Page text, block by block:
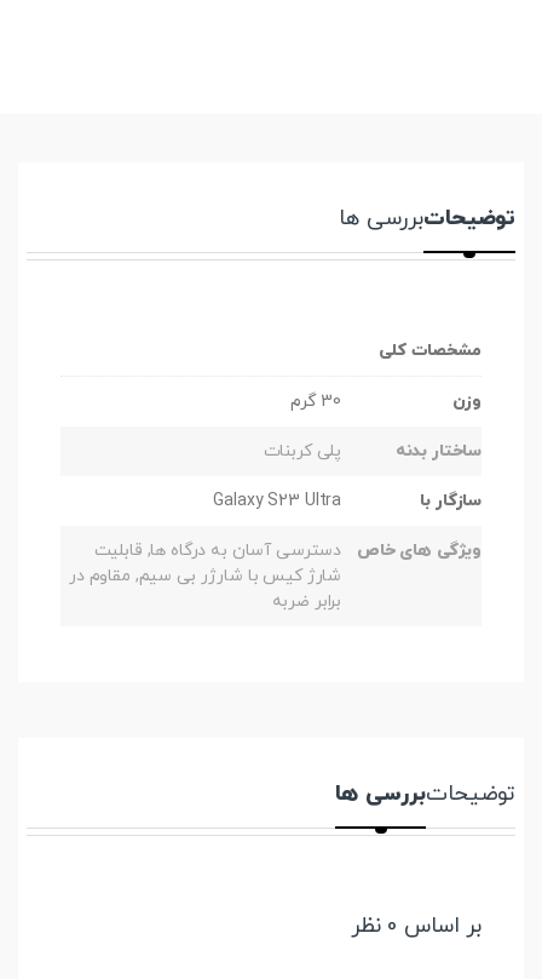
توضیحاتبررسی ها
مشخصات کلی
وزن 30 گرم
ساختار بدنه پلی کربنات
سازگار با Galaxy S23 Ultra
ویژگی های خاص
دسترسی آسان به درگاه ها, قابلیت
شارژ کیس با شارژر بی سیم, مقاوم در
برابر ضربه
توضیحاتبررسی ها
بر اساس 0 نظر